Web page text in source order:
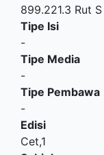
899.221.3 Rut S
Tipe Isi
-
Tipe Media
-
Tipe Pembawa
-
Edisi
Cet,1